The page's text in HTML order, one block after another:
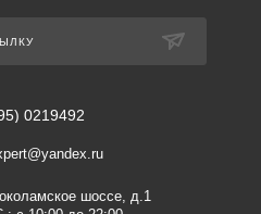
0219492
шоссе, д.1